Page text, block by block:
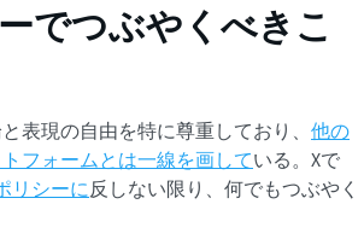
でつぶやくべきこ
表現の自由を特に尊重しており、 他の
フォームとは一線を画している。Xで
リシーに 反しない限り、何でもつぶやく